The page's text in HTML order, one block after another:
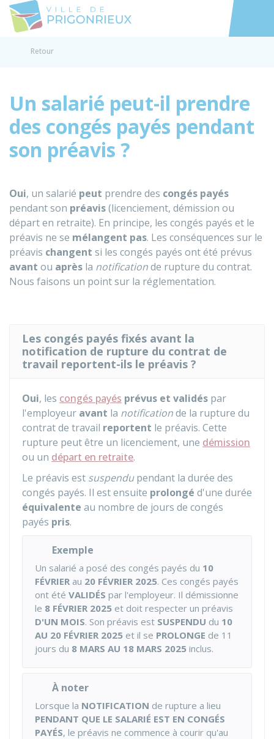
Accéder
Retour
Un salarié peut-il prendre
des congés payés pendant
son préavis ?
Oui, un salarié peut prendre des congés payés
pendant son préavis(licenciement, démission ou
départ en retraite). En principe, les congés payés et le
préavis ne se mélangent pas. Les conséquences sur le
préavis changent si les congés payés ont été prévus
avant ou après la notificationde rupture du contrat.
Nous faisons un point sur la réglementation.
Les congés payés fixés avant la
notification de rupture du contrat de
travail reportent-ils le préavis ?
Oui, les congés payés prévus et validés par
l'employeur avant la notificationde la rupture du
contrat de travail reportent le préavis. Cette
rupture peut être un licenciement, une démission
ou un départ en retraite.
Le préavis est suspendupendant la durée des
congés payés. Il est ensuite prolongé d'une durée
équivalente au nombre de jours de congés
payés pris.
Exemple
Un salarié a posé des congés payés du 10
FÉVRIER au 20 FÉVRIER 2025. Ces congés payés
ont été VALIDÉS par l'employeur. Il démissionne
le 8 FÉVRIER 2025 et doit respecter un préavis
D'UN MOIS. Son préavis est SUSPENDU du 10
AU 20 FÉVRIER 2025 et il se PROLONGE de 11
jours du 8 MARS AU 18 MARS 2025 inclus.
À noter
Lorsque la NOTIFICATION de rupture a lieu
PENDANT QUE LE SALARIÉ EST EN CONGÉS
PAYÉS, le préavis ne commence à courir qu'au